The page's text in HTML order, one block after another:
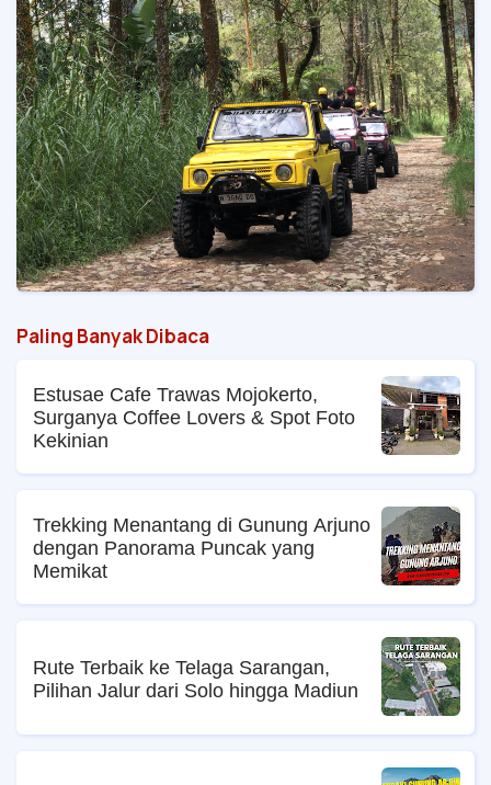
Paling Banyak Dibaca
Estusae Cafe Trawas Mojokerto,
Surganya Coffee Lovers & Spot Foto
Kekinian
Trekking Menantang di Gunung Arjuno
dengan Panorama Puncak yang
Memikat
Rute Terbaik ke Telaga Sarangan,
Pilihan Jalur dari Solo hingga Madiun